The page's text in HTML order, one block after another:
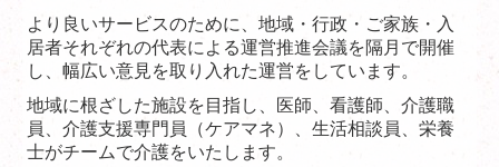
より良いサービスのために、地域・行政・ご家族・入
居者それぞれの代表による運営推進会議を隔月で開催
し、幅広い意見を取り入れた運営をしています。
地域に根ざした施設を目指し、医師、看護師、介護職
員、介護支援専門員（ケアマネ）、生活相談員、栄養
士がチームで介護をいたします。